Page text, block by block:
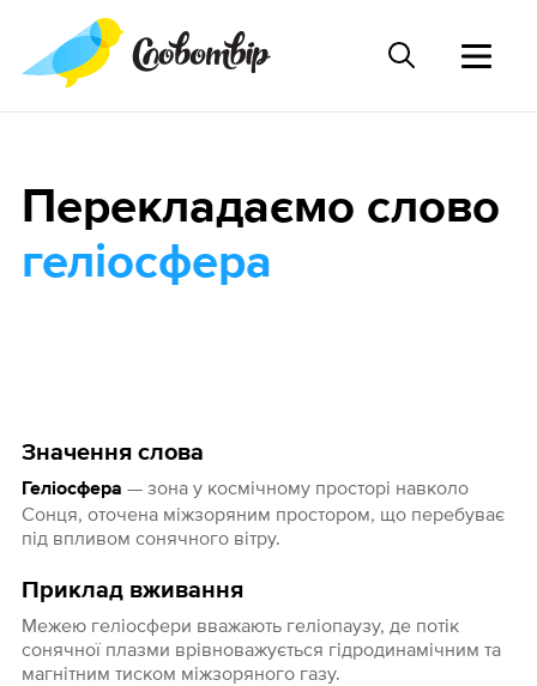
Значення слова
Геліосфера — зона у космічному просторі навколо
Сонця, оточена міжзоряним простором, що перебуває
під впливом сонячного вітру.
Приклад вживання
Межею геліосфери вважають геліопаузу, де потік
сонячної плазми врівноважується гідродинамічним та
магнітним тиском міжзоряного газу.
Перекладаємо слово
геліосфера